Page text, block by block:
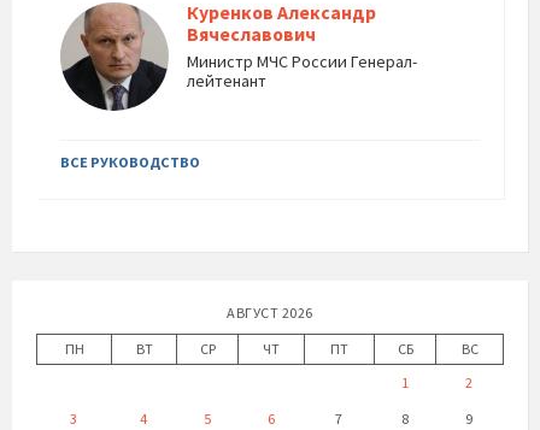
Куренков Александр
Вячеславович
Министр МЧС России Генерал-
лейтенант
ВСЕ РУКОВОДСТВО
АВГУСТ 2026
ПН
ВТ СР ЧТ ПТ СБ
ВС
1
2
3
4 5 6 7 8
9